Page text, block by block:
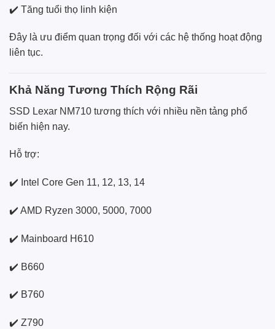
✔️ Tăng tuổi thọ linh kiện
Đây là ưu điểm quan trọng đối với các hệ thống hoạt động
liên tục.
Khả Năng Tương Thích Rộng Rãi
SSD Lexar NM710 tương thích với nhiều nền tảng phổ
biến hiện nay.
Hỗ trợ:
✔️ Intel Core Gen 11, 12, 13, 14
✔️ AMD Ryzen 3000, 5000, 7000
✔️ Mainboard H610
✔️ B660
✔️ B760
✔️ Z790